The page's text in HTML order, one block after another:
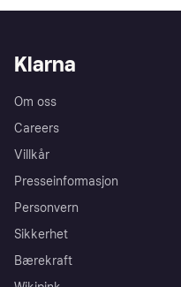
Klarna
Om oss
Careers
Villkår
Presseinformasjon
Personvern
Sikkerhet
Bærekraft